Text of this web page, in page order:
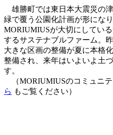
雄勝町では東日本大震災の
緑で覆う公園化計画が形にな
MORIUMIUSが大切にしてい
するサステナブルファーム。
大きな区画の整備が夏に本格
整備され、来年はいよいよ土
す。
（MORIUMIUSのコミュニテ
ら もご覧ください）